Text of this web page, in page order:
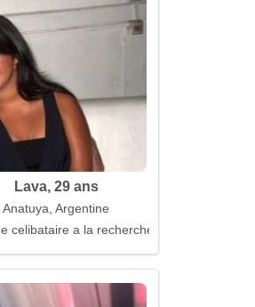
Lava, 29 ans
Anatuya, Argentine
celibataire a la recherche d'un mari